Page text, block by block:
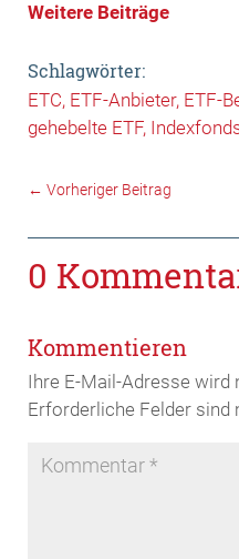
Weitere Beiträge
Schlagwörter:
ETC ETF-Anbieter ETF-
gehebelte ETF
← Vorheriger Beitrag
0
Kommentieren
Ihre E-Mail-Adresse
Erforderliche Felder sind